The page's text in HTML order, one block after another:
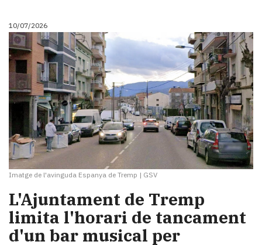
10/07/2026
Imatge de l'avinguda Espanya de Tremp | GSV
​L'Ajuntament de Tremp
limita l'horari de tancament
d'un bar musical per